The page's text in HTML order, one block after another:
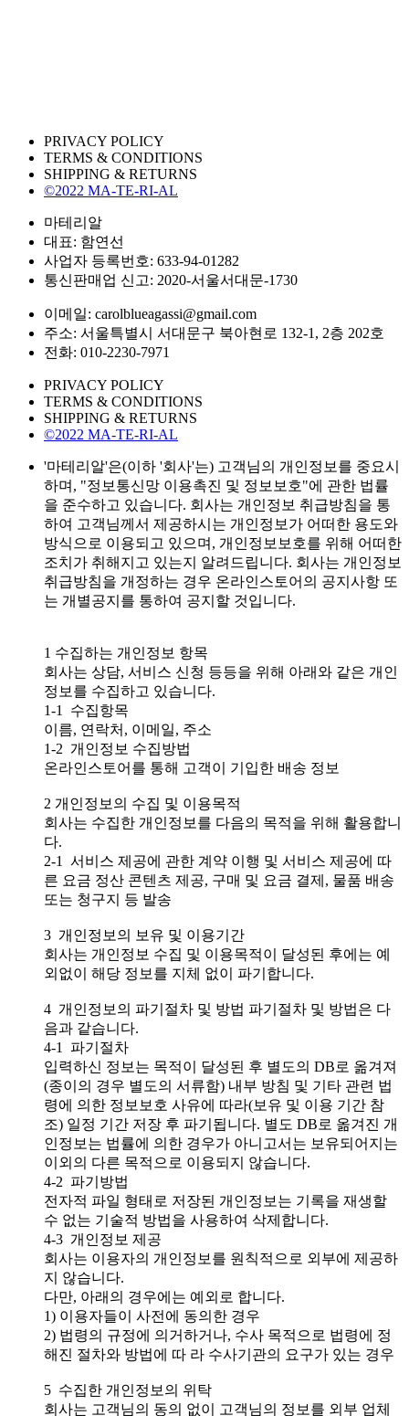
PRIVACY POLICY
TERMS & CONDITIONS
SHIPPING & RETURNS
©2022 MA-TE-RI-AL
마테리알
대표: 함연선
사업자 등록번호: 633-94-01282
통신판매업 신고: 2020-서울서대문-1730
이메일: carolblueagassi@gmail.com
주소: 서울특별시 서대문구 북아현로 132-1, 2층 202호
전화: 010-2230-7971
PRIVACY POLICY
TERMS & CONDITIONS
SHIPPING & RETURNS
©2022 MA-TE-RI-AL
'마테리알'은(이하 '회사'는) 고객님의 개인정보를 중요시
하며, "정보통신망 이용촉진 및 정보보호"에 관한 법률
을 준수하고 있습니다. 회사는 개인정보 취급방침을 통
하여 고객님께서 제공하시는 개인정보가 어떠한 용도와
방식으로 이용되고 있으며, 개인정보보호를 위해 어떠한
조치가 취해지고 있는지 알려드립니다. 회사는 개인정보
취급방침을 개정하는 경우 온라인스토어의 공지사항 또
는 개별공지를 통하여 공지할 것입니다.
1 수집하는 개인정보 항목
회사는 상담, 서비스 신청 등등을 위해 아래와 같은 개인
정보를 수집하고 있습니다.
1-1 수집항목
이름, 연락처, 이메일, 주소
1-2 개인정보 수집방법
온라인스토어를 통해 고객이 기입한 배송 정보
2 개인정보의 수집 및 이용목적
회사는 수집한 개인정보를 다음의 목적을 위해 활용합니
다.
2-1 서비스 제공에 관한 계약 이행 및 서비스 제공에 따
른 요금 정산 콘텐츠 제공, 구매 및 요금 결제, 물품 배송
또는 청구지 등 발송
3 개인정보의 보유 및 이용기간
회사는 개인정보 수집 및 이용목적이 달성된 후에는 예
외없이 해당 정보를 지체 없이 파기합니다.
4 개인정보의 파기절차 및 방법 파기절차 및 방법은 다
음과 같습니다.
4-1 파기절차
입력하신 정보는 목적이 달성된 후 별도의 DB로 옮겨져
(종이의 경우 별도의 서류함) 내부 방침 및 기타 관련 법
령에 의한 정보보호 사유에 따라(보유 및 이용 기간 참
조) 일정 기간 저장 후 파기됩니다. 별도 DB로 옮겨진 개
인정보는 법률에 의한 경우가 아니고서는 보유되어지는
이외의 다른 목적으로 이용되지 않습니다.
4-2 파기방법
전자적 파일 형태로 저장된 개인정보는 기록을 재생할
수 없는 기술적 방법을 사용하여 삭제합니다.
4-3 개인정보 제공
회사는 이용자의 개인정보를 원칙적으로 외부에 제공하
지 않습니다.
다만, 아래의 경우에는 예외로 합니다.
1) 이용자들이 사전에 동의한 경우
2) 법령의 규정에 의거하거나, 수사 목적으로 법령에 정
해진 절차와 방법에 따 라 수사기관의 요구가 있는 경우
5 수집한 개인정보의 위탁
회사는 고객님의 동의 없이 고객님의 정보를 외부 업체